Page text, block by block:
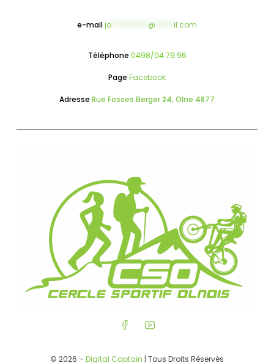
e-mailjo @ il.com
Téléphone 0498/04.79.96
Page Facebook
Adresse Rue Fosses Berger 24, Olne 4877
© 2026 –Digital Captain | Tous Droits Réservés